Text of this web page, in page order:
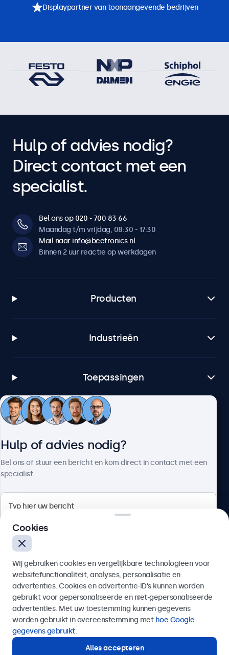
Displaypartner van toonaangevende bedrijven
Hulp of advies nodig?
Direct contact met een
specialist.
Bel ons op 020 - 700 83 66
Maandag t/m vrijdag, 08:30 - 17:30
Mail naar info@beetronics.nl
Binnen 2 uur reactie op werkdagen
Producten
Industrieën
Toepassingen
Klantenservice
4.8/5 door 5000+ bedrijven
Nederlands
Hulp of advies nodig?
Bel ons of stuur een bericht en kom direct in contact met een
specialist.
Verzenden
Of bel ons op
Hulp of advies nodig?
Cookies
Wij gebruiken cookies en vergelijkbare technologieën voor
websitefunctionaliteit, analyses, personalisatie en
advertenties. Cookies en advertentie-ID’s kunnen worden
gebruikt voor gepersonaliseerde en niet-gepersonaliseerde
advertenties. Met uw toestemming kunnen gegevens
worden gebruikt in overeenstemming met hoe Google
gegevens gebruikt.
Alles accepteren